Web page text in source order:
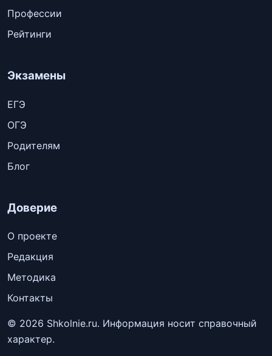
Профессии
Рейтинги
Экзамены
ЕГЭ
ОГЭ
Родителям
Блог
Доверие
О проекте
Редакция
Методика
Контакты
© 2026 Shkolnie.ru. Информация носит справочный
характер.